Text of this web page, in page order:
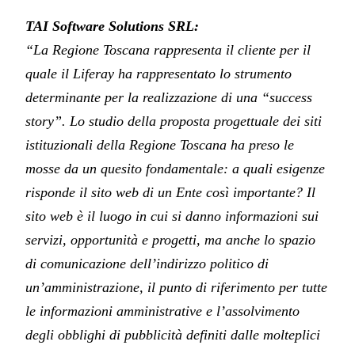
TAI Software Solutions SRL:
“La Regione Toscana rappresenta il cliente per il
quale il Liferay ha rappresentato lo strumento
determinante per la realizzazione di una “success
story”. Lo studio della proposta progettuale dei siti
istituzionali della Regione Toscana ha preso le
mosse da un quesito fondamentale: a quali esigenze
risponde il sito web di un Ente così importante? Il
sito web è il luogo in cui si danno informazioni sui
servizi, opportunità e progetti, ma anche lo spazio
di comunicazione dell’indirizzo politico di
un’amministrazione, il punto di riferimento per tutte
le informazioni amministrative e l’assolvimento
degli obblighi di pubblicità definiti dalle molteplici